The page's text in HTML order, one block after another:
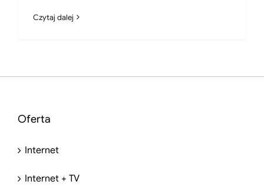
Czytaj dalej
Oferta
Internet
Internet + TV